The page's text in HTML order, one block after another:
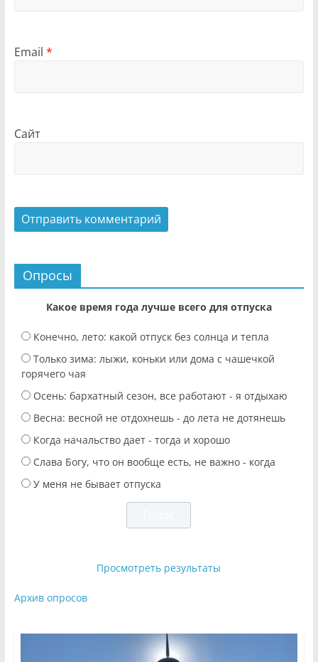
Email *
Сайт
Опросы
Какое время года лучше всего для отпуска
Конечно, лето: какой отпуск без солнца и тепла
Только зима: лыжи, коньки или дома с чашечкой
горячего чая
Осень: бархатный сезон, все работают - я отдыхаю
Весна: весной не отдохнешь - до лета не дотянешь
Когда начальство дает - тогда и хорошо
Слава Богу, что он вообще есть, не важно - когда
У меня не бывает отпуска
Просмотреть результаты
Архив опросов